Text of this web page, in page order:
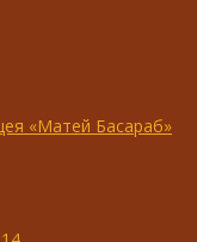
«Матей Басараб»